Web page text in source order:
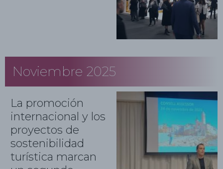
Noviembre 2025
La promoción
internacional y los
proyectos de
sostenibilidad
turística marcan